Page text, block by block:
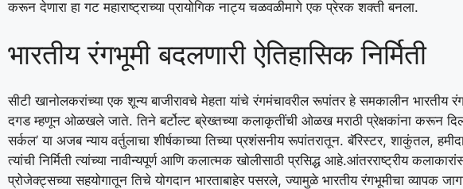
करून देणारा हा गट महाराष्ट्राच्या प्रायोगिक नाट्य चळवळीमागे एक प्रेरक शक्ती बनला.
भारतीय रंगभूमी बदलणारी ऐतिहासिक निर्मिती
सीटी खानोलकरांच्या एक शून्य बाजीरावचे मेहता यांचे रंगमंचावरील रूपांतर हे समकालीन भारतीय
दगड म्हणून ओळखले जाते. तिने बर्टोल्ट ब्रेख्तच्या कलाकृतींची ओळख मराठी प्रेक्षकांना करून
सर्कल’ या अजब न्याय वर्तुलाचा शीर्षकाच्या तिच्या प्रशंसनीय रूपांतरातून. बॅरिस्टर, शाकुंतल,
त्यांची निर्मिती त्यांच्या नावीन्यपूर्ण आणि कलात्मक खोलीसाठी प्रसिद्ध आहे.आंतरराष्ट्रीय
प्रोजेक्ट्सच्या सहयोगातून तिचे योगदान भारताबाहेर पसरले, ज्यामुळे भारतीय रंगभूमीचा व्यापक